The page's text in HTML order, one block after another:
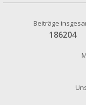
Beiträge
186204